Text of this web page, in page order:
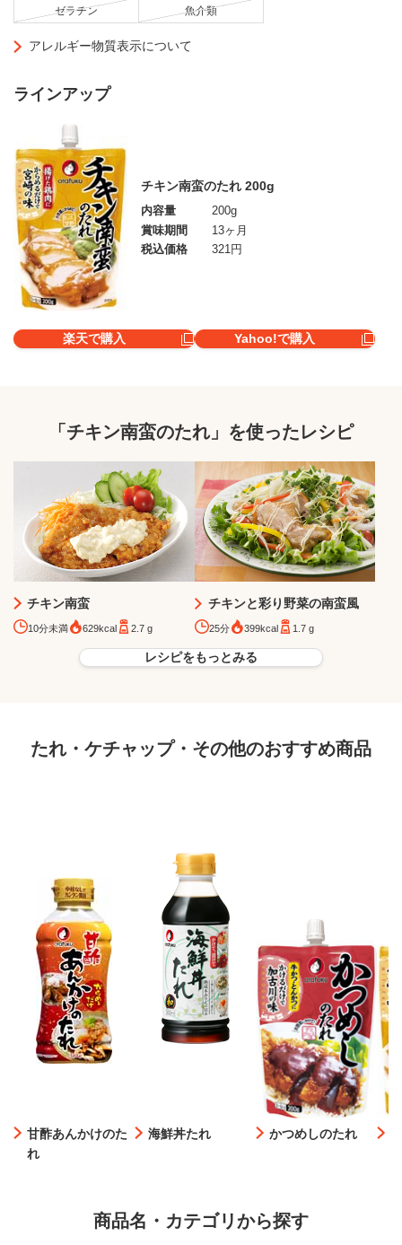
ゼラチン 魚介類
アレルギー物質表示について
ラインアップ
チキン南蛮のたれ 200g
内容量
200g
賞味期間
13ヶ月
税込価格
321円
楽天で購入 Yahoo!で購入
「チキン南蛮のたれ」を使ったレシピ
チキン南蛮
10分未満 629kcal 2.7 g
チキンと彩り野菜の南蛮風
25分 399kcal 1.7 g
レシピをもっとみる
たれ・ケチャップ・その他のおすすめ商品
甘酢あんかけのた
れ
海鮮丼たれ かつめしのたれ
商品名・カテゴリから探す